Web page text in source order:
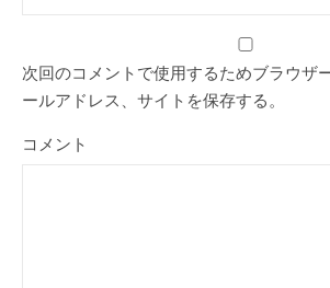
次回のコメントで使用するためブラウザ
ールアドレス、サイトを保存する。
コメント